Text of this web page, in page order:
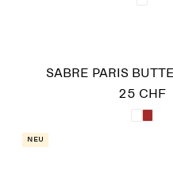
SABRE PARIS
25 CHF
Neu